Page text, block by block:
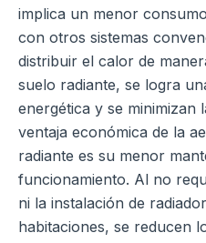
implica un menor
con otros sistemas
distribuir el calor de
suelo radiante, se logra
energética y se minimizan
ventaja económica de la
radiante es su menor
funcionamiento. Al no
ni la instalación de
habitaciones, se reducen